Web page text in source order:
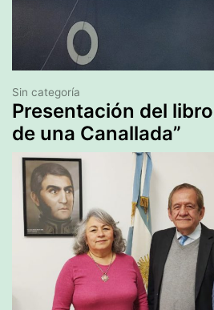
Presentación del
de una Canallada”
Sin categoría